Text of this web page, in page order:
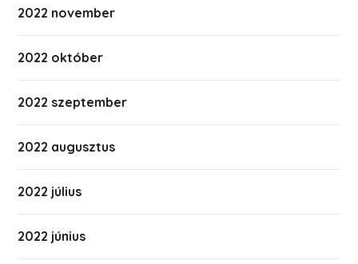
2022 november
2022 október
2022 szeptember
2022 augusztus
2022 július
2022 június